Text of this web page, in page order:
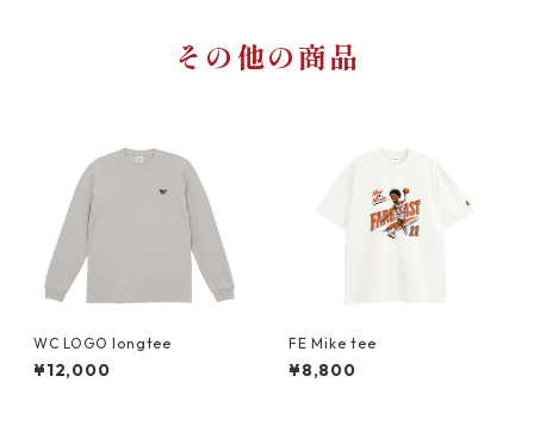
その他の商品
WC LOGO longtee
¥12,000
FE Mike tee
¥8,800